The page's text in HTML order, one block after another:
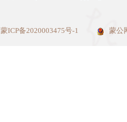
蒙ICP备2020003475号-1 蒙公